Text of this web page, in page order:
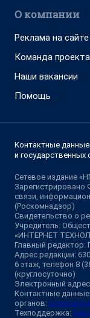
О компании
Реклама на сайте
Команда проекта
Наши вакансии
Помощь
Контактные
и государственных
Сетевое издание
Зарегистрировано
связи,
(Роскомнадзор)
Свидетельство о
Учредитель:
«ИНТЕРНЕТ
Главный редактор:
Адрес редакции:
6 этаж, телефон 8
(круглосуточно)
Электронный
Контактные
органов:
Техподдержка: